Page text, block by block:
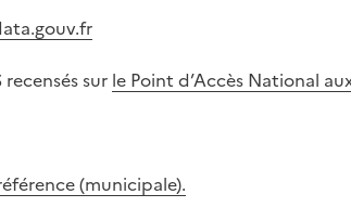
sur le Point d’Accès National
(municipale).